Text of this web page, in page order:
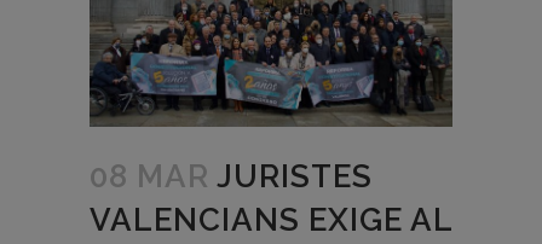
08 MAR JURISTES
VALENCIANS EXIGE AL